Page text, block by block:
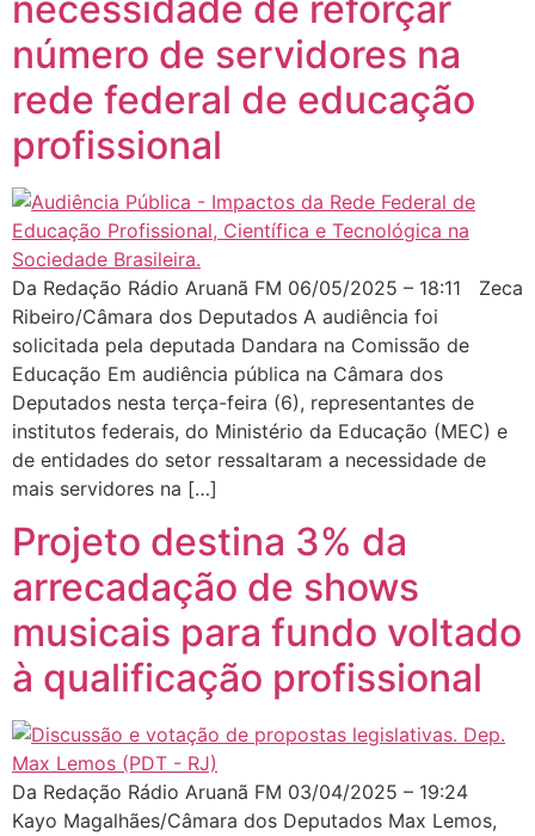
número de servidores na
rede federal de educação
profissional
Da Redação Rádio Aruanã FM 06/05/2025 – 18:11 Zeca
Ribeiro/Câmara dos Deputados A audiência foi
solicitada pela deputada Dandara na Comissão de
Educação Em audiência pública na Câmara dos
Deputados nesta terça-feira (6), representantes de
institutos federais, do Ministério da Educação (MEC) e
de entidades do setor ressaltaram a necessidade de
mais servidores na […]
Projeto destina 3% da
arrecadação de shows
musicais para fundo voltado
à qualificação profissional
Da Redação Rádio Aruanã FM 03/04/2025 – 19:24
Kayo Magalhães/Câmara dos Deputados Max Lemos,